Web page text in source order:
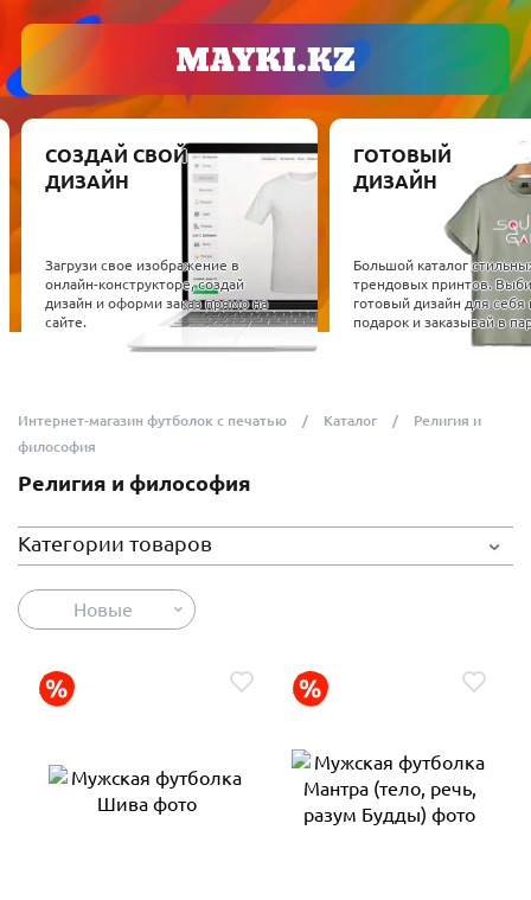
СОЗДАЙ СВОЙ
ДИЗАЙН
Загрузи свое изображение в
онлайн-конструкторе, создай
дизайн и оформи заказ прямо на
сайте.
ГОТОВЫЙ
ДИЗАЙН
Большой каталог
трендовых принтов.
готовый дизайн для себя
подарок и заказывай в
Интернет-магазин футболок с печатью Каталог
Религия и
философия
Религия и философия
Категории товаров
Новые